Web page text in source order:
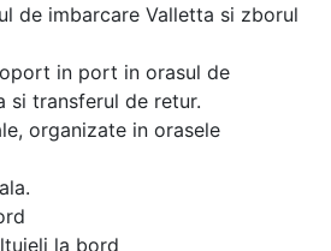
de imbarcare Valletta si zborul
in port in orasul de
si transferul de retur.
organizate in orasele
la bord